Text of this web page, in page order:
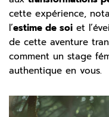
cette expérience,
l’estime de soi et
de cette aventure
comment un stage
authentique en vous.